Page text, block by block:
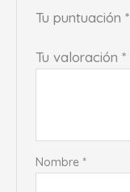
Tu puntuación*
Tu valoración*
Nombre *